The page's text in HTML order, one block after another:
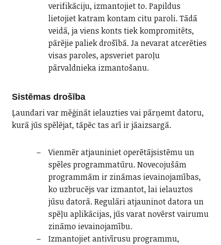
verifikāciju, izmantojiet to. Papildus
lietojiet katram kontam citu paroli. Tādā
veidā, ja viens konts tiek kompromitēts,
pārējie paliek drošībā. Ja nevarat atcerēties
visas paroles, apsveriet paroļu
pārvaldnieka izmantošanu.
Sistēmas drošība
Ļaundari var mēģināt ielauzties vai pārņemt datoru,
kurā jūs spēlējat, tāpēc tas arī ir jāaizsargā.
Vienmēr atjauniniet operētājsistēmu un
spēles programmatūru. Novecojušām
programmām ir zināmas ievainojamības,
ko uzbrucējs var izmantot, lai ielauztos
jūsu datorā. Regulāri atjauninot datora un
spēļu aplikācijas, jūs varat novērst vairumu
zināmo ievainojamību.
Izmantojiet antivīrusu programmu,